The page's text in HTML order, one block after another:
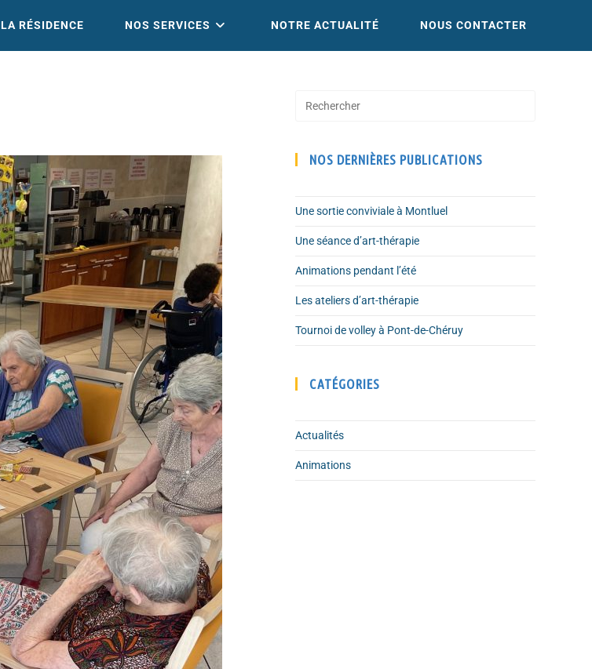
LA RÉSIDENCE NOS SERVICES NOTRE ACTUALITÉ NOUS CONTACTER
NOS DERNIÈRES PUBLICATIONS
Une sortie conviviale à Montluel
Une séance d’art-thérapie
Animations pendant l’été
Les ateliers d’art-thérapie
Tournoi de volley à Pont-de-Chéruy
CATÉGORIES
Actualités
Animations